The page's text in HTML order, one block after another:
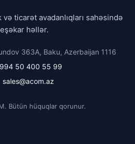
ticarət avadanlıqları sahəsində
həllər.
363A, Baku, Azerbaijan 1116
50 400 55 99
sales@acom.az
Bütün hüquqlar qorunur.